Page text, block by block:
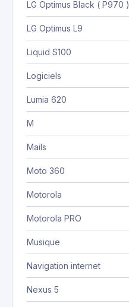
LG Optimus Black ( P970 )
LG Optimus L9
Liquid S100
Logiciels
Lumia 620
M
Mails
Moto 360
Motorola
Motorola PRO
Musique
Navigation internet
Nexus 5